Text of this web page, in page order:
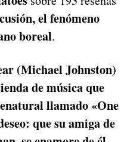
el fenómeno
boreal.
(Michael Johnston)
de música que
llamado «One
que su amiga de